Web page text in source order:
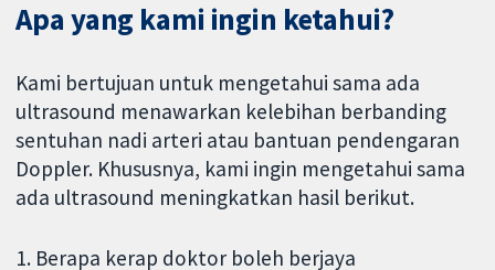
Apa yang kami ingin ketahui?
Kami bertujuan untuk mengetahui sama ada
ultrasound menawarkan kelebihan berbanding
sentuhan nadi arteri atau bantuan pendengaran
Doppler. Khususnya, kami ingin mengetahui sama
ada ultrasound meningkatkan hasil berikut.
1. Berapa kerap doktor boleh berjaya